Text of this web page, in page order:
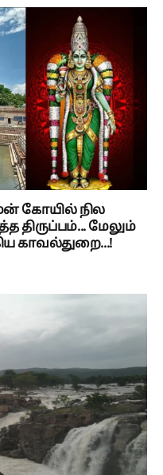
கோயில் நில
திருப்பம்... மேலும்
காவல்துறை...!